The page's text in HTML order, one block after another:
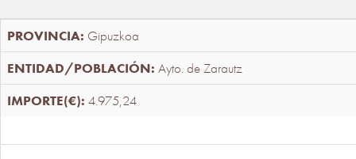
Gipuzkoa
Ayto. de Zarautz
4.975,24